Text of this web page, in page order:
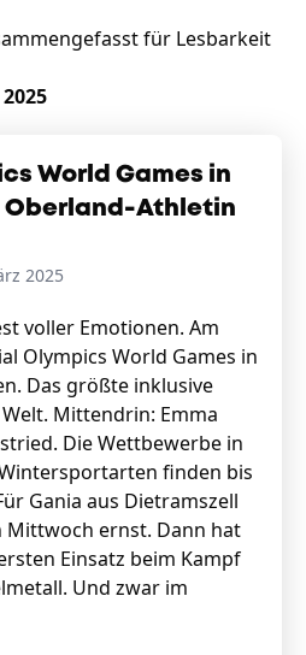
für Lesbarkeit
World Games in
Oberland-Athletin
2025
voller Emotionen. Am
Olympics World Games in
Das größte inklusive
Mittendrin: Emma
Die Wettbewerbe in
finden bis
Gania aus Dietramszell
ernst. Dann hat
Einsatz beim Kampf
Und zwar im